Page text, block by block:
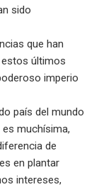
sido
que han
estos últimos
imperio
país del mundo
muchísima,
de
en plantar
intereses,